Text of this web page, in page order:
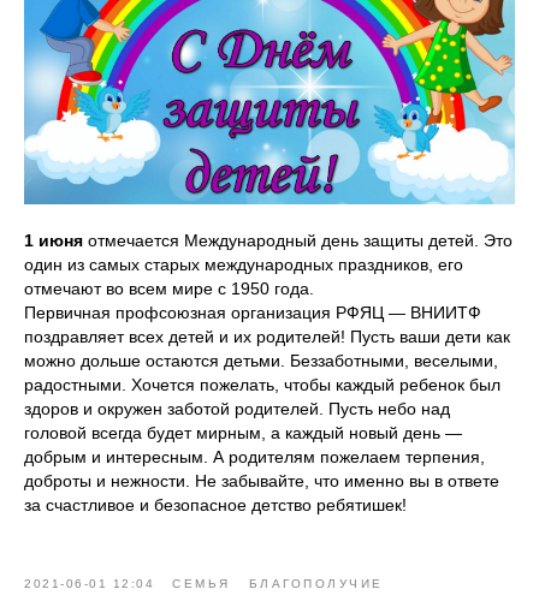
1 июня отмечается Международный день защиты детей. Это
один из самых старых международных праздников, его
отмечают во всем мире с 1950 года.
Первичная профсоюзная организация РФЯЦ — ВНИИТФ
поздравляет всех детей и их родителей! Пусть ваши дети как
можно дольше остаются детьми. Беззаботными, веселыми,
радостными. Хочется пожелать, чтобы каждый ребенок был
здоров и окружен заботой родителей. Пусть небо над
головой всегда будет мирным, а каждый новый день —
добрым и интересным. А родителям пожелаем терпения,
доброты и нежности. Не забывайте, что именно вы в ответе
за счастливое и безопасное детство ребятишек!
2021-06-01 12:04 СЕМЬЯ БЛАГОПОЛУЧИЕ